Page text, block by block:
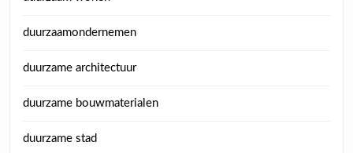
duurzaamondernemen
duurzame architectuur
duurzame bouwmaterialen
duurzame stad